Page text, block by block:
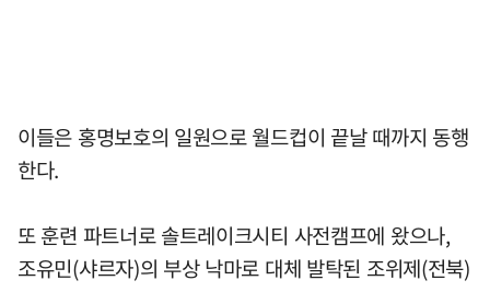
이들은 홍명보호의 일원으로 월드컵이 끝날 때까지 동행
한다.
또 훈련 파트너로 솔트레이크시티 사전캠프에 왔으나,
조유민(샤르자)의 부상 낙마로 대체 발탁된 조위제(전북)